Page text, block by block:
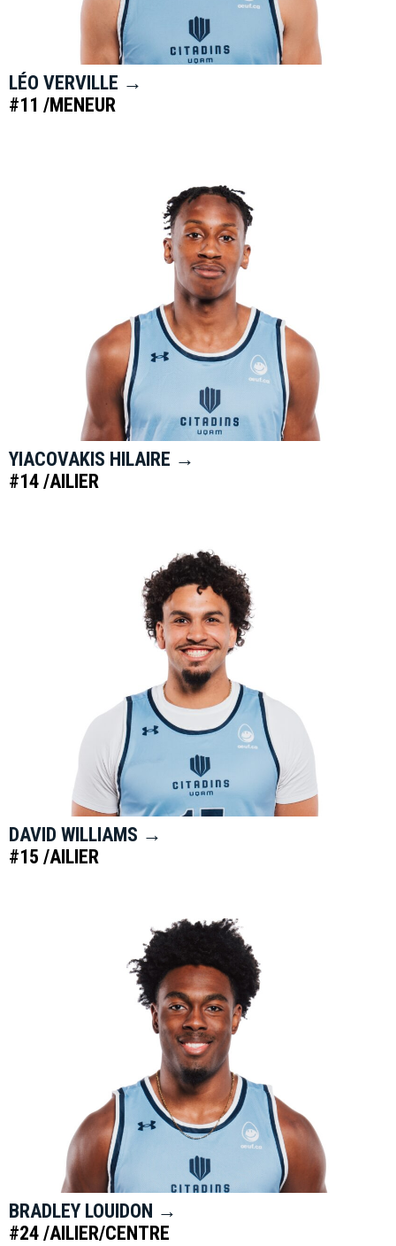
LÉO VERVILLE →
#11 /MENEUR
YIACOVAKIS HILAIRE →
#14 /AILIER
DAVID WILLIAMS →
#15 /AILIER
BRADLEY LOUIDON →
#24 /AILIER/CENTRE